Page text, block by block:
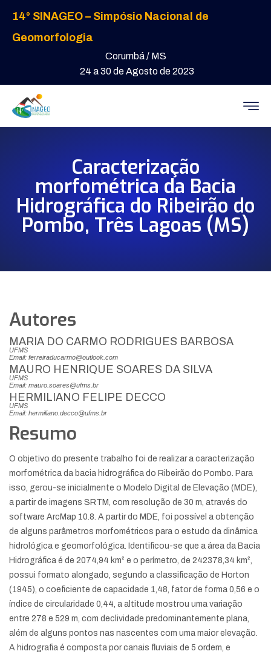
14° SINAGEO – Simpósio Nacional de
Geomorfologia
Corumbá / MS
24 a 30 de Agosto de 2023
Caracterização
morfométrica da Bacia
Hidrográfica do Ribeirão do
Pombo, Três Lagoas (MS)
Autores
MARIA DO CARMO RODRIGUES BARBOSA
UFMS
Email: ferreiraducarmo@outlook.com
MAURO HENRIQUE SOARES DA SILVA
UFMS
Email: mauro.soares@ufms.br
HERMILIANO FELIPE DECCO
UFMS
Email: hermiliano.decco@ufms.br
Resumo
O objetivo do presente trabalho foi de realizar a caracterização
morfométrica da bacia hidrográfica do Ribeirão do Pombo. Para
isso, gerou-se inicialmente o Modelo Digital de Elevação (MDE),
a partir de imagens SRTM, com resolução de 30 m, através do
software ArcMap 10.8. A partir do MDE, foi possível a obtenção
de alguns parâmetros morfométricos para o estudo da dinâmica
hidrológica e geomorfológica. Identificou-se que a área da Bacia
Hidrográfica é de 2074,94 km² e o perímetro, de 242378,34 km²,
possui formato alongado, segundo a classificação de Horton
(1945), o coeficiente de capacidade 1,48, fator de forma 0,56 e o
índice de circularidade 0,44, a altitude mostrou uma variação
entre 278 e 529 m, com declividade predominantemente plana,
além de alguns pontos nas nascentes com uma maior elevação.
A hidrografia é composta por canais fluviais de 5 ordem, e